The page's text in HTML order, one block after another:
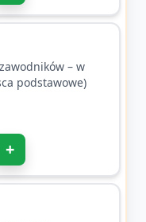
– w
podstawowe)
+